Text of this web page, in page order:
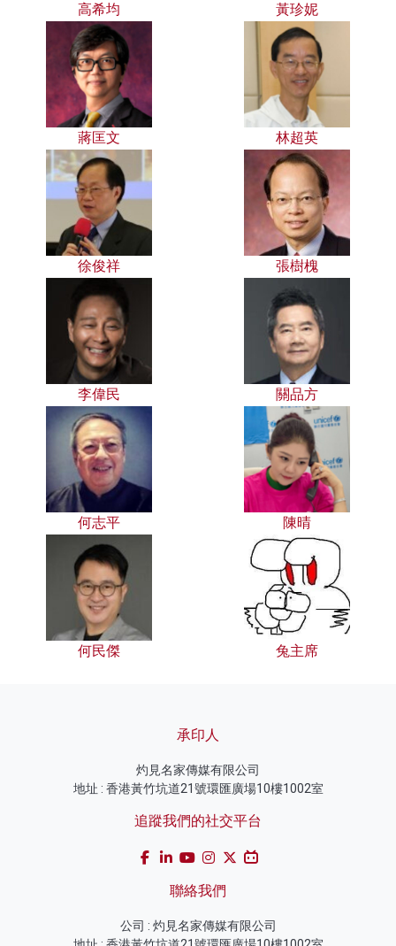
高希均 黃珍妮
蔣匡文 林超英
徐俊祥 張樹槐
李偉民 關品方
何志平 陳晴
何民傑 兔主席
承印人
灼見名家傳媒有限公司
地址 : 香港黃竹坑道21號環匯廣場10樓1002室
追蹤我們的社交平台
聯絡我們
公司 : 灼見名家傳媒有限公司